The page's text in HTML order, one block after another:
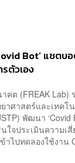
Bot’ แชตบ
ตัวเอง
คต (FREAK Lab)
ศาสตร์และเทคโ
พัฒนา
ใจประเมินความเ
าไปทดลองใช้งาน